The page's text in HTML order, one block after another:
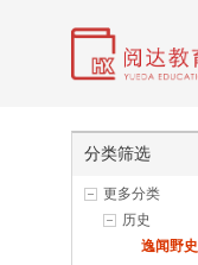
分类筛选
更多分类
历史
逸闻野史